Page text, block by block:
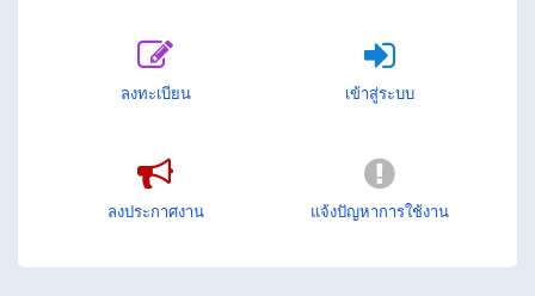
ลงทะเบียน
ลงประกาศงาน
เข้าสู่ระบบ
แจ้งปัญหาการใช้งาน